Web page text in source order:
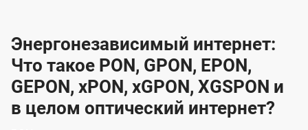
Энергонезависимый интернет:
Что такое PON, GPON, EPON,
GEPON, xPON, xGPON, XGSPON и
в целом оптический интернет?